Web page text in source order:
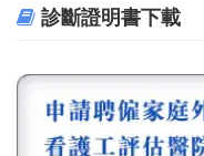
診斷證明書下載